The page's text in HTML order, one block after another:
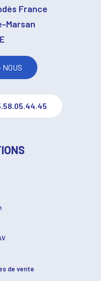
France
Marsan
NOUS
de vente